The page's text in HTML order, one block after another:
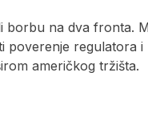
na dva fronta.
poverenje regulatora
američkog tržišta.